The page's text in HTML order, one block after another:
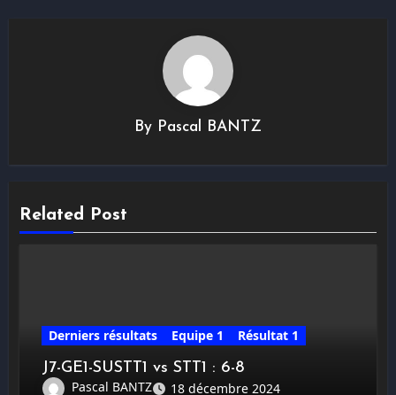
By Pascal BANTZ
Related Post
Derniers résultats Equipe 1
Résultat 1
J7-GE1-SUSTT1 vs STT1 : 6-8
Pascal BANTZ
18 décembre 2024